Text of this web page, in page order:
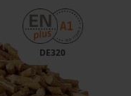
DE320